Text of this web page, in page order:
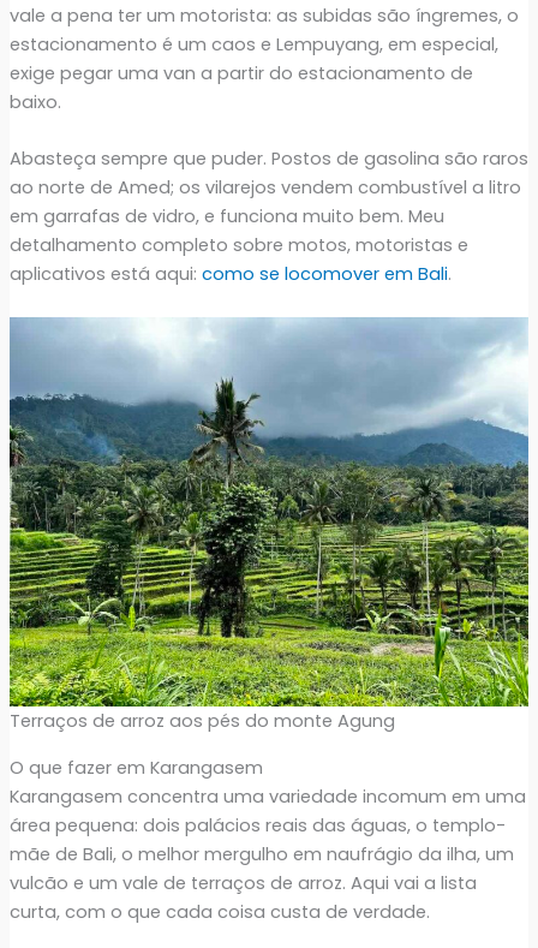
vale a pena ter um motorista: as subidas são íngremes, o
estacionamento é um caos e Lempuyang, em especial,
exige pegar uma van a partir do estacionamento de
baixo.
Abasteça sempre que puder. Postos de gasolina são raros
ao norte de Amed; os vilarejos vendem combustível a litro
em garrafas de vidro, e funciona muito bem. Meu
detalhamento completo sobre motos, motoristas e
aplicativos está aqui: como se locomover em Bali.
Terraços de arroz aos pés do monte Agung
O que fazer em Karangasem
Karangasem concentra uma variedade incomum em uma
área pequena: dois palácios reais das águas, o templo-
mãe de Bali, o melhor mergulho em naufrágio da ilha, um
vulcão e um vale de terraços de arroz. Aqui vai a lista
curta, com o que cada coisa custa de verdade.